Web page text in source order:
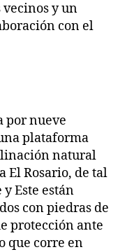
y un
con el
por nueve
plataforma
natural
El Rosario, de tal
Este están
con piedras de
protección ante
que corre en